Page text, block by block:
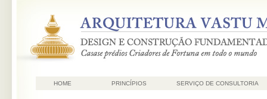
HOME PRINCÍPIOS SERVIÇO DE CONSULTORIA